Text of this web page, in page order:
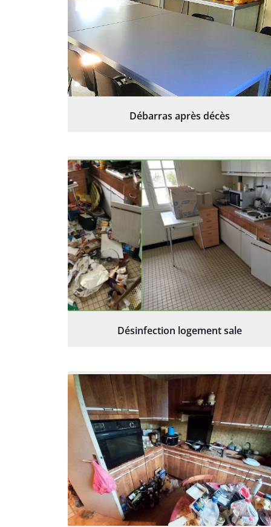
Débarras après décès
Désinfection logement sale